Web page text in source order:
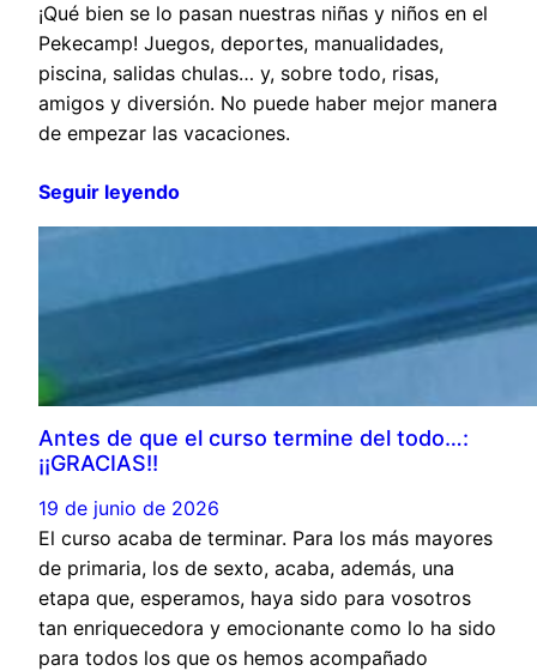
¡Qué bien se lo pasan nuestras niñas y niños en el
Pekecamp! Juegos, deportes, manualidades,
piscina, salidas chulas… y, sobre todo, risas,
amigos y diversión. No puede haber mejor manera
de empezar las vacaciones.
Seguir leyendo
Antes de que el curso termine del todo…:
¡¡GRACIAS!!
19 de junio de 2026
El curso acaba de terminar. Para los más mayores
de primaria, los de sexto, acaba, además, una
etapa que, esperamos, haya sido para vosotros
tan enriquecedora y emocionante como lo ha sido
para todos los que os hemos acompañado